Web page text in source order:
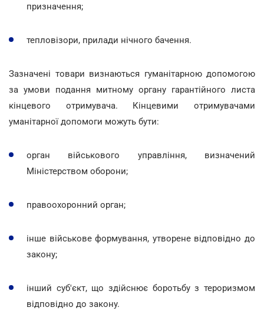
призначення;
тепловізори, прилади нічного бачення.
Зазначені товари визнаються гуманітарною допомогою
за умови подання митному органу гарантійного листа
кінцевого отримувача. Кінцевими отримувачами
уманітарної допомоги можуть бути:
орган військового управління, визначений
Міністерством оборони;
правоохоронний орган;
інше військове формування, утворене відповідно до
закону;
інший суб'єкт, що здійснює боротьбу з тероризмом
відповідно до закону.